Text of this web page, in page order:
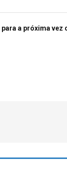
a próxima vez